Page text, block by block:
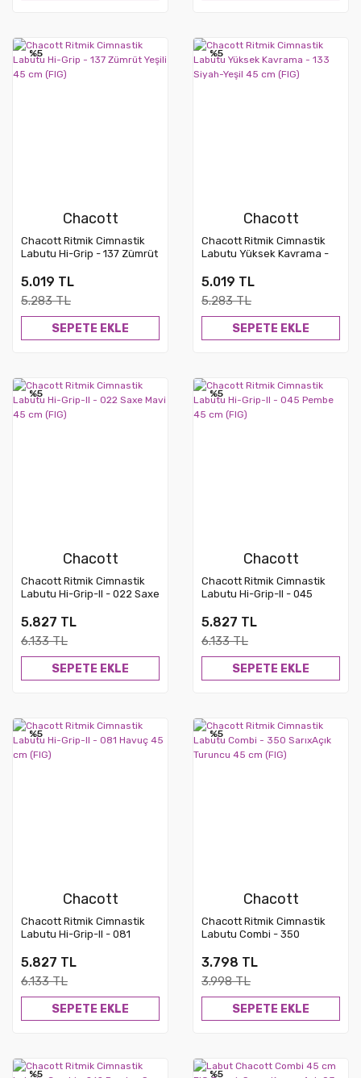
%5
Chacott
Chacott Ritmik Cimnastik
Labutu Hi-Grip - 137 Zümrüt
5.019 TL
5.283 TL
SEPETE EKLE
%5
Chacott
Chacott Ritmik Cimnastik
Labutu Yüksek Kavrama -
5.019 TL
5.283 TL
SEPETE EKLE
%5
Chacott
Chacott Ritmik Cimnastik
Labutu Hi-Grip-II - 022 Saxe
5.827 TL
6.133 TL
SEPETE EKLE
%5
Chacott
Chacott Ritmik Cimnastik
Labutu Hi-Grip-II - 045
5.827 TL
6.133 TL
SEPETE EKLE
%5
Chacott
Chacott Ritmik Cimnastik
Labutu Hi-Grip-II - 081
5.827 TL
6.133 TL
SEPETE EKLE
%5
Chacott
Chacott Ritmik Cimnastik
Labutu Combi - 350
(FIG)
3.798 TL
3.998 TL
SEPETE EKLE
%5 %5